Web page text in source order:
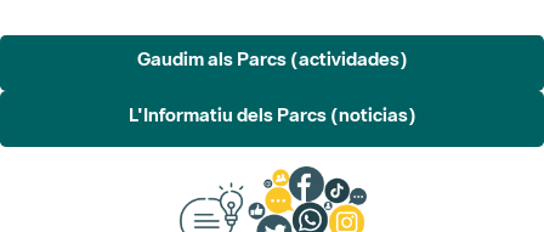
Gaudim als Parcs (actividades)
L'Informatiu dels Parcs (noticias)